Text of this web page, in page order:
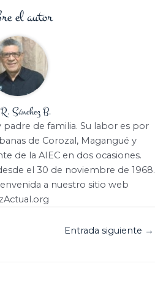
el autor
Sánchez B.
de familia. Su labor es por
de Corozal, Magangué y
de la AIEC en dos ocasiones.
el 30 de noviembre de 1968.
a nuestro sitio web
Entrada siguiente →